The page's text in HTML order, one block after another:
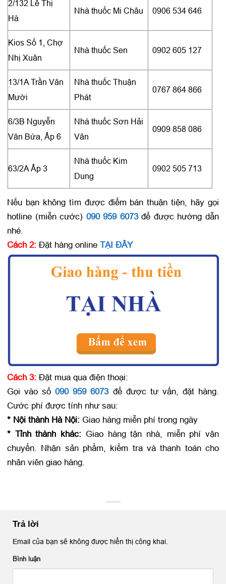
2/132 Lê Thị
Hà
Nhà thuốc Mi Châu 0906 534 646
Kios Số 1, Chợ
Nhị Xuân
Nhà thuốc Sen 0902 605 127
13/1A Trần Văn
Mười
Nhà thuốc Thuận
Phát
0767 864 866
6/3B Nguyễn
Văn Bứa, Ấp 6
Nhà thuốc Sơn Hải
Vân
0909 858 086
63/2A Ấp 3
Nhà thuốc Kim
Dung
0902 505 713
Nếu bạn không tìm được điểm bán thuận tiện, hãy gọi
hotline (miễn cước) 090 959 6073để được hướng dẫn
nhé.
Cách 2: Đặt hàng online TẠI ĐÂY
Cách 3: Đặt mua qua điện thoại:
Gọi vào số090 959 6073để được tư vấn, đặt hàng.
Cước phí được tính như sau:
* Nội thành Hà Nội: Giao hàng miễn phí trong ngày
* Tỉnh thành khác: Giao hàng tận nhà, miễn phí vận
chuyển. Nhận sản phẩm, kiểm tra và thanh toán cho
nhân viên giao hàng.
Trả lời
Email của bạn sẽ không được hiển thị công khai.
Bình luận